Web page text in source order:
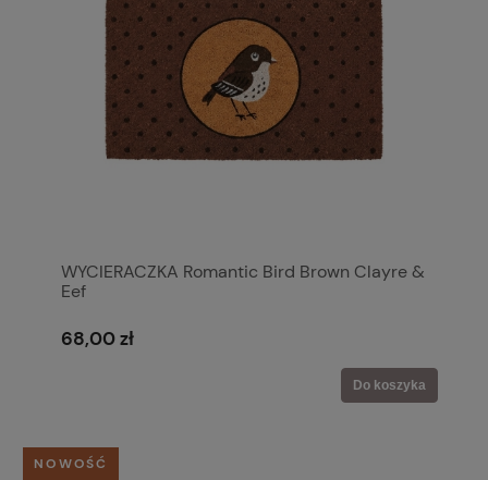
WYCIERACZKA Romantic Bird Brown Clayre &
Eef
68,00 zł
Do koszyka
NOWOŚĆ